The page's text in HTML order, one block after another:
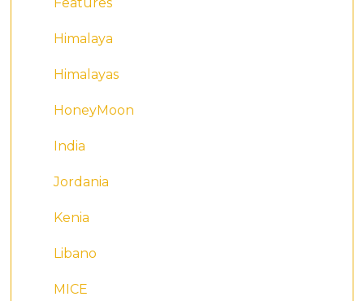
Features
Himalaya
Himalayas
HoneyMoon
India
Jordania
Kenia
Libano
MICE